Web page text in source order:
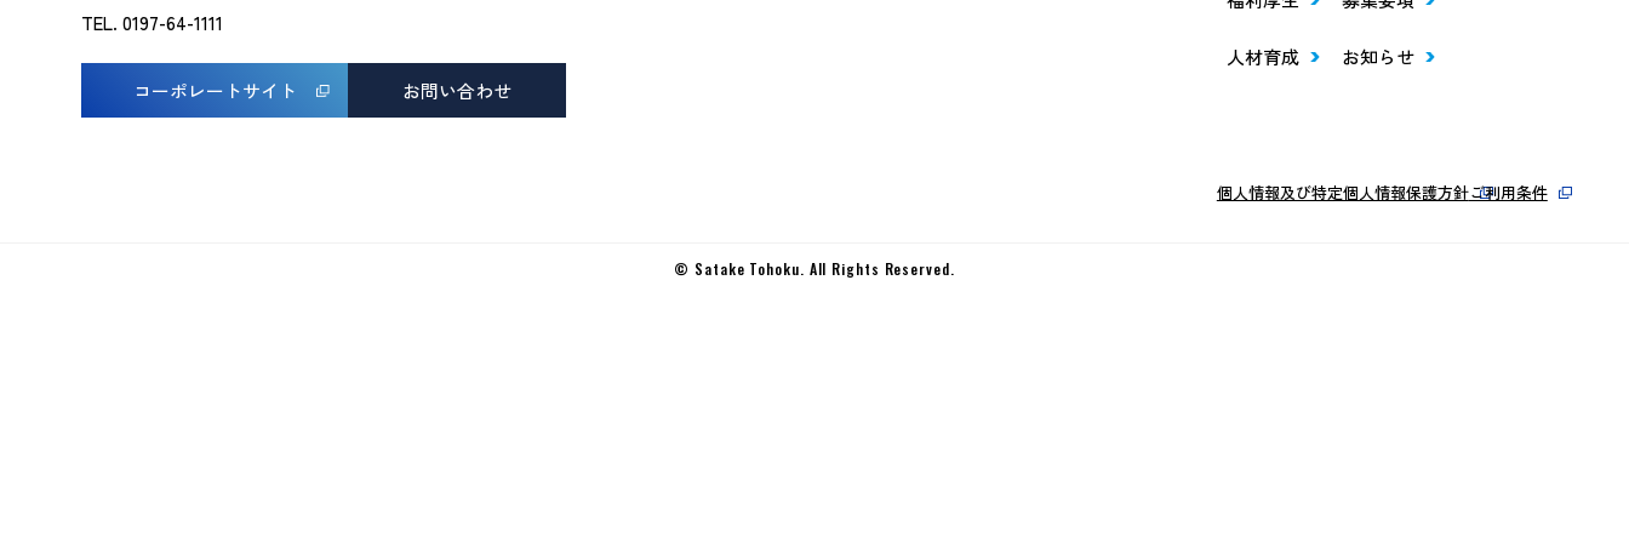
TEL. 0197-64-1111
コーポレートサイト お問い合わせ
人材育成 お知らせ
個人情報及び特定個人情報保護方針ご利用条件
© Satake Tohoku. All Rights Reserved.